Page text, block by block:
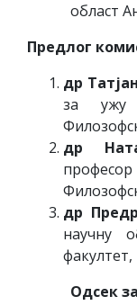
област
Предлог
др
за ужу
др
професор
др
научну
Одсек